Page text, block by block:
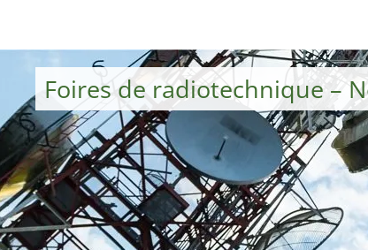
Foires de radiotechnique –